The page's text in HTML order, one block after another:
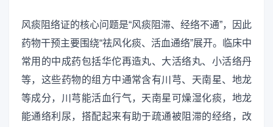
风痰阻络证的核心问题是“风痰阻滞、经络不通”，因此
药物干预主要围绕“祛风化痰、活血通络”展开。临床中
常用的中成药包括华佗再造丸、大活络丸、小活络丹
等，这些药物的组方中通常含有川芎、天南星、地龙
等成分，川芎能活血行气，天南星可燥湿化痰，地龙
能通络利尿，搭配起来有助于疏通被阻滞的经络，改